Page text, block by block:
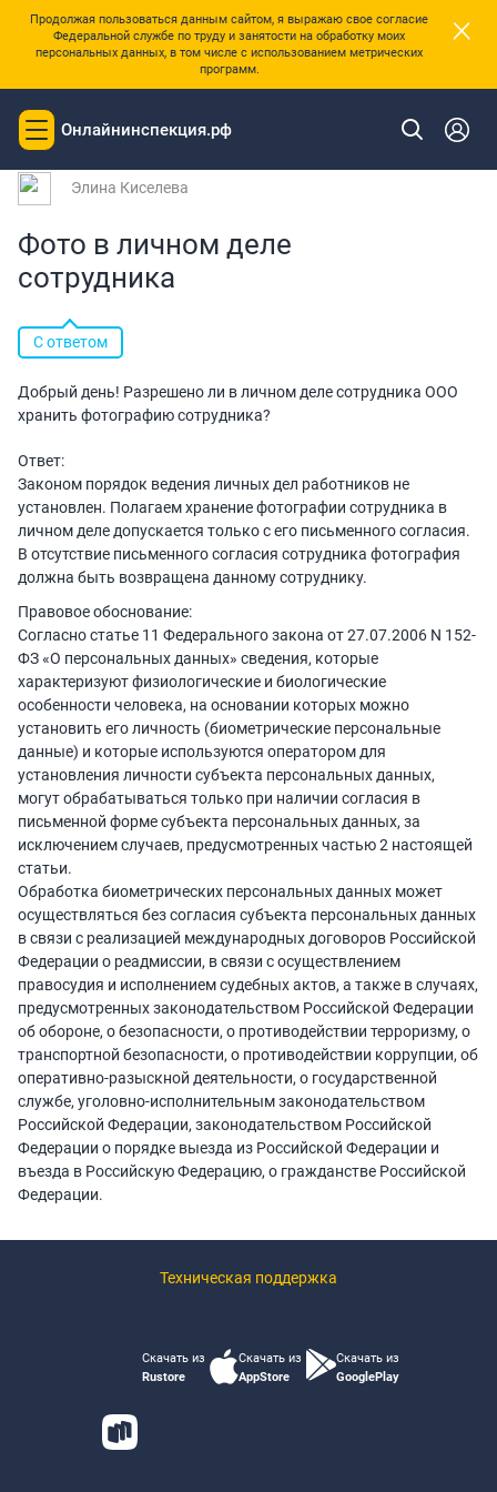
Продолжая пользоваться данным сайтом, я выражаю свое согласие
Федеральной службе по труду и занятости на обработку моих
персональных данных, в том числе с использованием метрических
программ.
×
Toggle
navigation
Онлайнинспекция.рф
Главная
Элина Киселева
Фото в личном деле
сотрудника
С ответом
Добрый день! Разрешено ли в личном деле сотрудника ООО
хранить фотографию сотрудника?
Ответ:
Законом порядок ведения личных дел работников не
установлен. Полагаем хранение фотографии сотрудника в
личном деле допускается только с его письменного согласия.
В отсутствие письменного согласия сотрудника фотография
должна быть возвращена данному сотруднику.
Правовое обоснование:
Согласно статье 11 Федерального закона от 27.07.2006 N 152-
ФЗ «О персональных данных» сведения, которые
характеризуют физиологические и биологические
особенности человека, на основании которых можно
установить его личность (биометрические персональные
данные) и которые используются оператором для
установления личности субъекта персональных данных,
могут обрабатываться только при наличии согласия в
письменной форме субъекта персональных данных, за
исключением случаев, предусмотренных частью 2 настоящей
статьи.
Обработка биометрических персональных данных может
осуществляться без согласия субъекта персональных данных
в связи с реализацией международных договоров Российской
Федерации о реадмиссии, в связи с осуществлением
правосудия и исполнением судебных актов, а также в случаях,
предусмотренных законодательством Российской Федерации
об обороне, о безопасности, о противодействии терроризму, о
транспортной безопасности, о противодействии коррупции, об
оперативно-разыскной деятельности, о государственной
службе, уголовно-исполнительным законодательством
Российской Федерации, законодательством Российской
Федерации о порядке выезда из Российской Федерации и
въезда в Российскую Федерацию, о гражданстве Российской
Федерации.
Техническая поддержка
Скачать из
Rustore
Скачать из
AppStore
Скачать из
GooglePlay